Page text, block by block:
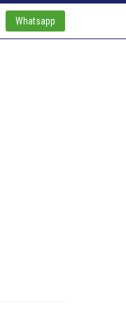
Whatsapp